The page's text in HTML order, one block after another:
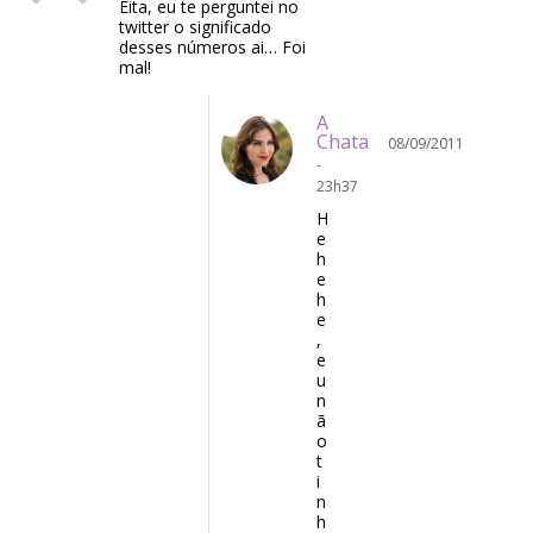
Eita, eu te perguntei no
twitter o significado
desses números ai… Foi
mal!
A
Chata
08/09/2011
-
23h37
H
e
h
e
h
e
,
e
u
n
ã
o
t
i
n
h